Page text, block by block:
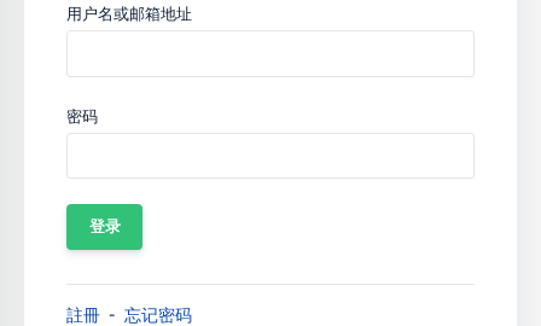
用户名或邮箱地址
密码
註冊 忘记密码